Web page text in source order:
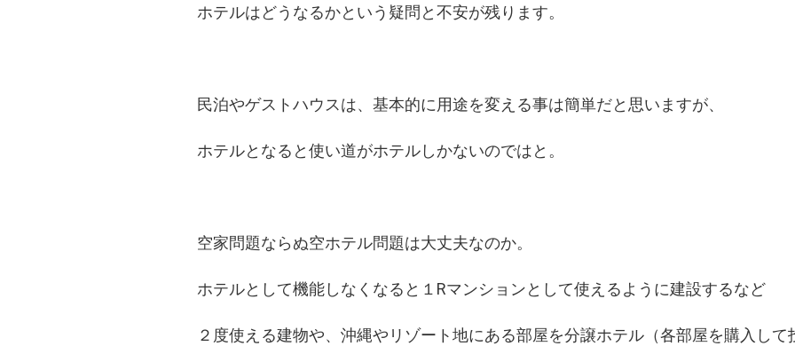
ホテルはどうなるかという疑問と不安が残ります。
民泊やゲストハウスは、基本的に用途を変える事は簡単だと思いますが、
ホテルとなると使い道がホテルしかないのではと。
空家問題ならぬ空ホテル問題は大丈夫なのか。
ホテルとして機能しなくなると１Rマンションとして使えるように建設するなど
２度使える建物や、沖縄やリゾート地にある部屋を分譲ホテル（各部屋を購入して